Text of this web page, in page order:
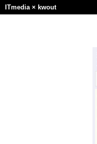
ITmedia× kwout